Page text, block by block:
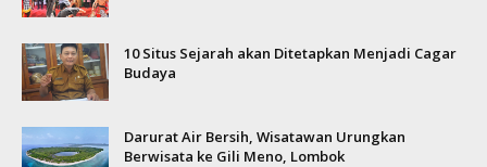
10 Situs Sejarah akan Ditetapkan Menjadi Cagar
Budaya
Darurat Air Bersih, Wisatawan Urungkan
Berwisata ke Gili Meno, Lombok